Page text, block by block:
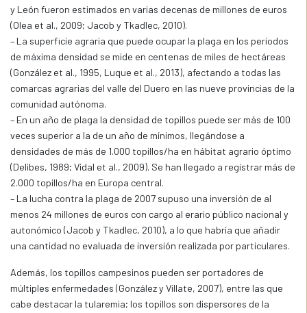
y León fueron estimados en varias decenas de millones de euros
(Olea et al., 2009; Jacob y Tkadlec, 2010).
– La superficie agraria que puede ocupar la plaga en los periodos
de máxima densidad se mide en centenas de miles de hectáreas
(González et al., 1995, Luque et al., 2013), afectando a todas las
comarcas agrarias del valle del Duero en las nueve provincias de la
comunidad autónoma.
– En un año de plaga la densidad de topillos puede ser más de 100
veces superior a la de un año de mínimos, llegándose a
densidades de más de 1.000 topillos/ha en hábitat agrario óptimo
(Delibes, 1989; Vidal et al., 2009). Se han llegado a registrar más de
2.000 topillos/ha en Europa central.
– La lucha contra la plaga de 2007 supuso una inversión de al
menos 24 millones de euros con cargo al erario público nacional y
autonómico (Jacob y Tkadlec, 2010), a lo que habría que añadir
una cantidad no evaluada de inversión realizada por particulares.
Además, los topillos campesinos pueden ser portadores de
múltiples enfermedades (González y Villate, 2007), entre las que
cabe destacar la tularemia; los topillos son dispersores de la